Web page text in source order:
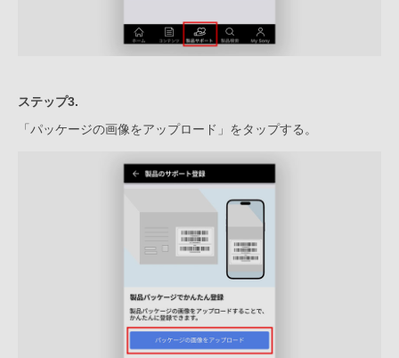
ステップ3.
「パッケージの画像をアップロード」をタップする。